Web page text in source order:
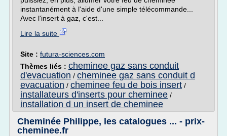
instantanément à l'aide d'une simple télécommande...
Avec l'insert à gaz, c'est...
Lire la suite
Site : futura-sciences.com
Thèmes liés : cheminee gaz sans conduit
d'evacuation / cheminee gaz sans conduit d
evacuation / cheminee feu de bois insert /
installateurs d'inserts pour cheminee /
installation d un insert de cheminee
Cheminée Philippe, les catalogues ... - prix-
cheminee.fr